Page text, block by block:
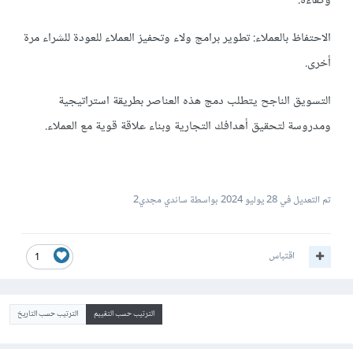
الاحتفاظ بالعملاء: تطوير برامج ولاء وتحفيز العملاء للعودة للشراء مرة
أخرى.
التسويق الناجح يتطلب دمج هذه العناصر بطريقة استراتيجية
ومدروسة لتحقيق أهدافك التجارية وبناء علاقة قوية مع العملاء.
تم التعديل في28 يوليو 2024 بواسطة ساندي مجدي2
1 اقتباس
الترتيب حسب التقييم الترتيب حسب التاريخ